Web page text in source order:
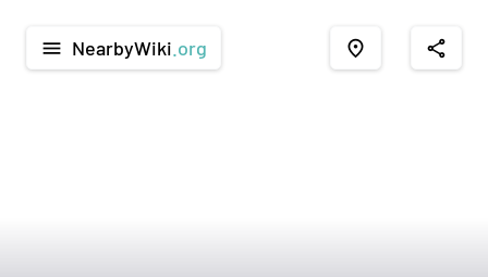
menu NearbyWiki .org place share